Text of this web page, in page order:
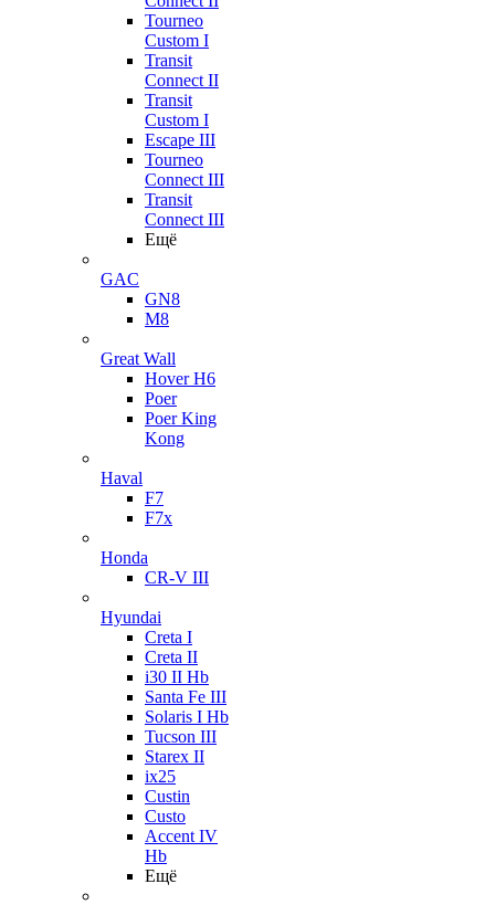
Tourneo
Custom I
Transit
Connect II
Transit
Custom I
Escape III
Tourneo
Connect III
Transit
Connect III
Ещё
GAC
GN8
M8
Great Wall
Hover H6
Poer
Poer King
Kong
Haval
F7
F7x
Honda
CR-V III
Hyundai
Creta I
Creta II
i30 II Hb
Santa Fe III
Solaris I Hb
Tucson III
Starex II
ix25
Custin
Custo
Accent IV
Hb
Ещё